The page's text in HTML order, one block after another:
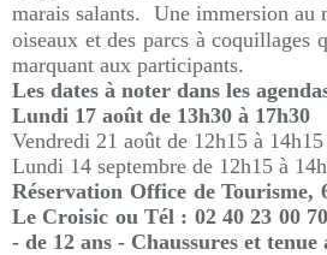
marais salants. Une immersion au
oiseaux et des parcs à coquillages
marquant aux participants.
Les dates à noter dans les
Lundi 17 août de 13h30 à 17h30
Vendredi 21 août de 12h15 à 14h15
Lundi 14 septembre de 12h15 à
Réservation Office de Tourisme,
Le Croisic ou Tél : 02 40 23 00
- de 12 ans - Chaussures et tenue